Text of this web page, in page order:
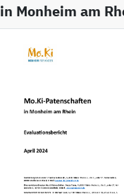
in Monheim am